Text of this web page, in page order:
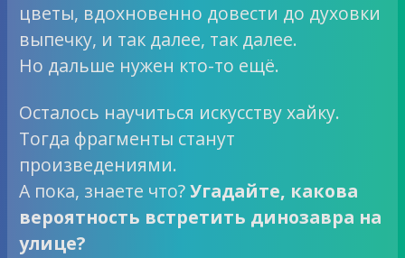
цветы, вдохновенно довести до духовки
выпечку, и так далее, так далее.
Но дальше нужен кто-то ещё.
Осталось научиться искусству хайку.
Тогда фрагменты станут
произведениями.
А пока, знаете что?Угадайте, какова
вероятность встретить динозавра на
улице?